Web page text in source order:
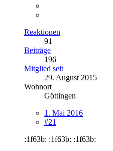
Reaktionen
91
Beiträge
196
Mitglied seit
29. August 2015
Wohnort
Göttingen
1. Mai 2016
#21
:1f63b: :1f63b: :1f63b: